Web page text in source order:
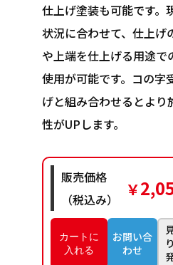
仕上げ塗装も可能です。
状況に合わせて、仕上げ
や上端を仕上げる用途で
使用が可能です。コの字
げと組み合わせるとより
性がUPします。
販売価格
（税込み）
￥
お問い合
わせ